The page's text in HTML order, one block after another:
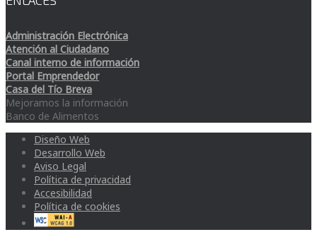
Administración Electrónica
Atención al Ciudadano
Canal interno de información
Portal Emprendedor
Casa del Tío Breva
Mejoramos la información
Banco de Alimentos
Diseño Web
Desarrollo Web
Aviso Legal
Política de privacidad
Accesibilidad
Política de cookies